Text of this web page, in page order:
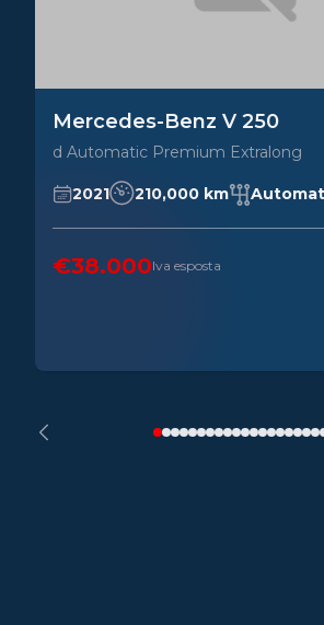
Mercedes-Benz V 250
d Automatic Premium Extralong
2021 210,000 km
€38.000Iva esposta